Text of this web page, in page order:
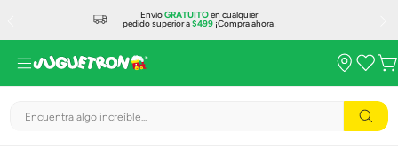
EnvíoGRATUITOen cualquier
pedido superior a$499¡Compra ahora!
Encuentra algo increíble...